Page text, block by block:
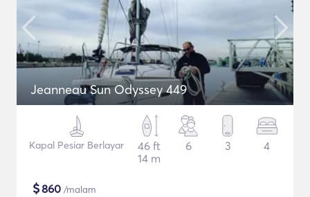
Jeanneau Sun Odyssey 449
Kapal Pesiar Berlayar
46 ft
14 m
6 3 4
$860 /malam